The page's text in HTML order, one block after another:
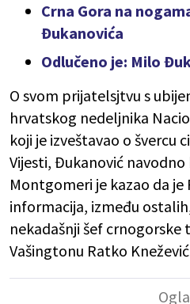
Crna Gora na
Đukanovića
Odlučeno je: Milo
O svom prijatelsjtvu s
hrvatskog nedeljnika
koji je izveštavao o švercu
Vijesti, Đukanović navodno
Montgomeri je kazao da je
informacija, između
nekadašnji šef crnogorske
Vašingtonu Ratko